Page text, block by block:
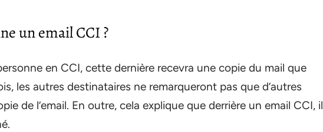
un email CCI ?
en CCI, cette dernière recevra une copie du mail que
les autres destinataires ne remarqueront pas que d’autres
de l’email. En outre, cela explique que derrière un email CCI, il